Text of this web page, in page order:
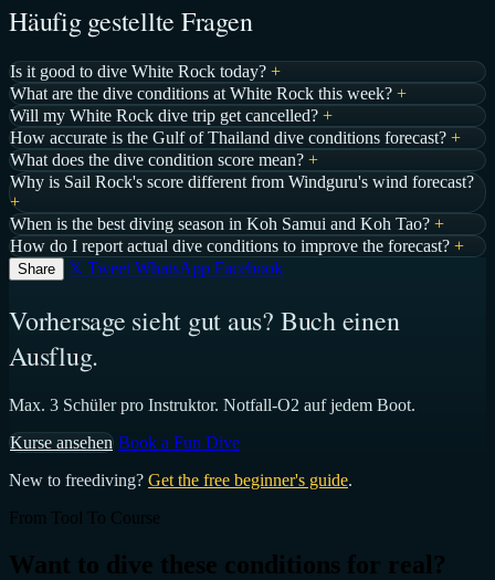
Häufig gestellte Fragen
Is it good to dive White Rock today? +
What are the dive conditions at White Rock this week? +
Will my White Rock dive trip get cancelled? +
How accurate is the Gulf of Thailand dive conditions forecast? +
What does the dive condition score mean? +
Why is Sail Rock's score different from Windguru's wind forecast?
+
When is the best diving season in Koh Samui and Koh Tao? +
How do I report actual dive conditions to improve the forecast? +
Share 𝕏 Tweet WhatsApp Facebook
Vorhersage sieht gut aus? Buch einen
Ausflug.
Max. 3 Schüler pro Instruktor. Notfall-O2 auf jedem Boot.
Kurse ansehen Book a Fun Dive
New to freediving? Get the free beginner's guide.
From Tool To Course
Want to dive these conditions for real?